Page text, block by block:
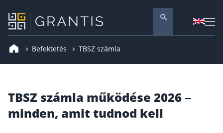
Melyiket válaszd? Nyugdíjbiztosítás, NYESZ vagy
Befektetés TBSZ számla
TBSZ számla működése 2026 –
minden, amit tudnod kell